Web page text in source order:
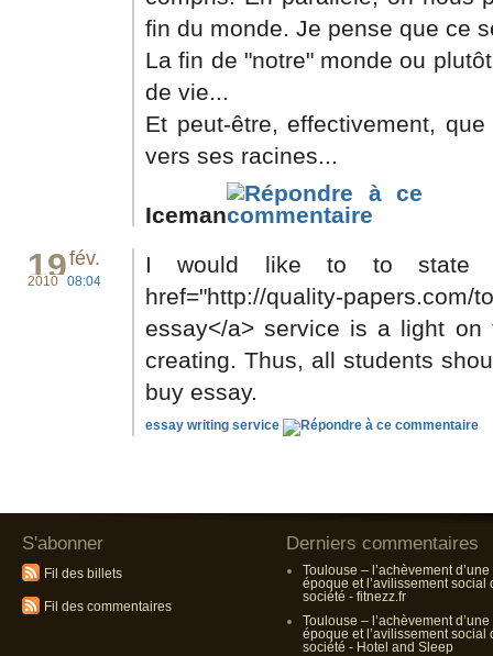
fin du monde. Je pense que ce
La fin de "notre" monde ou
de vie...
Et peut-être, effectivement,
vers ses racines...
Iceman
19fév.
2010 08:04
I would like to to state
href="http://quality-papers.com/
essay</a> service is a light
creating. Thus, all students
buy essay.
essay writing service
S'abonner
Fil des billets
Fil des commentaires
Derniers commentaires
Toulouse – l’achèvement d’une
époque et l’avilissement social
société - fitnezz.fr
Toulouse – l’achèvement d’une
époque et l’avilissement social
société - Hotel and Sleep